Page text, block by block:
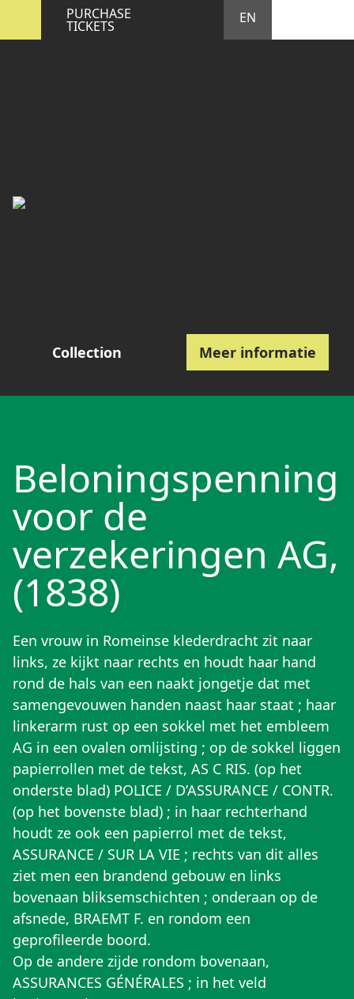
PURCHASE
TICKETS EN
Collection Meer informatie
Beloningspenning
voor de
verzekeringen AG,
(1838)
Een vrouw in Romeinse klederdracht zit naar
links, ze kijkt naar rechts en houdt haar hand
rond de hals van een naakt jongetje dat met
samengevouwen handen naast haar staat ; haar
linkerarm rust op een sokkel met het embleem
AG in een ovalen omlijsting ; op de sokkel liggen
papierrollen met de tekst, AS C RIS. (op het
onderste blad) POLICE / D’ASSURANCE / CONTR.
(op het bovenste blad) ; in haar rechterhand
houdt ze ook een papierrol met de tekst,
ASSURANCE / SUR LA VIE ; rechts van dit alles
ziet men een brandend gebouw en links
bovenaan bliksemschichten ; onderaan op de
afsnede, BRAEMT F. en rondom een
geprofileerde boord.
Op de andere zijde rondom bovenaan,
ASSURANCES GÉNÉRALES ; in het veld